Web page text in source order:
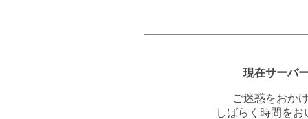
現在サーバ
ご迷惑をおか
しばらく時間を